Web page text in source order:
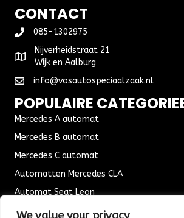
2023)
Naaldvilt
aantal
CONTACT
085-1302975
Nijverheidstraat 21
Wijk en Aalburg
info@vosautospeciaalzaak.nl
POPULAIRE
Mercedes A automat
Mercedes B automat
Mercedes C automat
Automatten Mercedes CLA
Automat Seat Leon